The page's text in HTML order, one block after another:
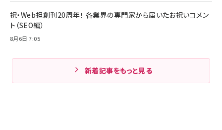
祝・Web担創刊20周年！ 各業界の専門家から届いたお祝いコメン
ト（SEO編）
8月6日 7:05
新着記事をもっと見る